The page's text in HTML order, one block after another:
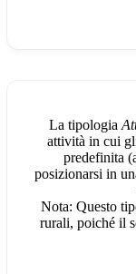
La tipologia
attività in cui
predefinita
posizionarsi in
Nota: Questo
rurali, poiché il